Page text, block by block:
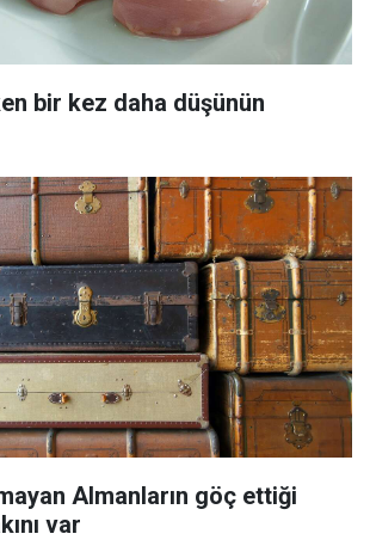
bir kez daha düşünün
Almanların göç ettiği
var